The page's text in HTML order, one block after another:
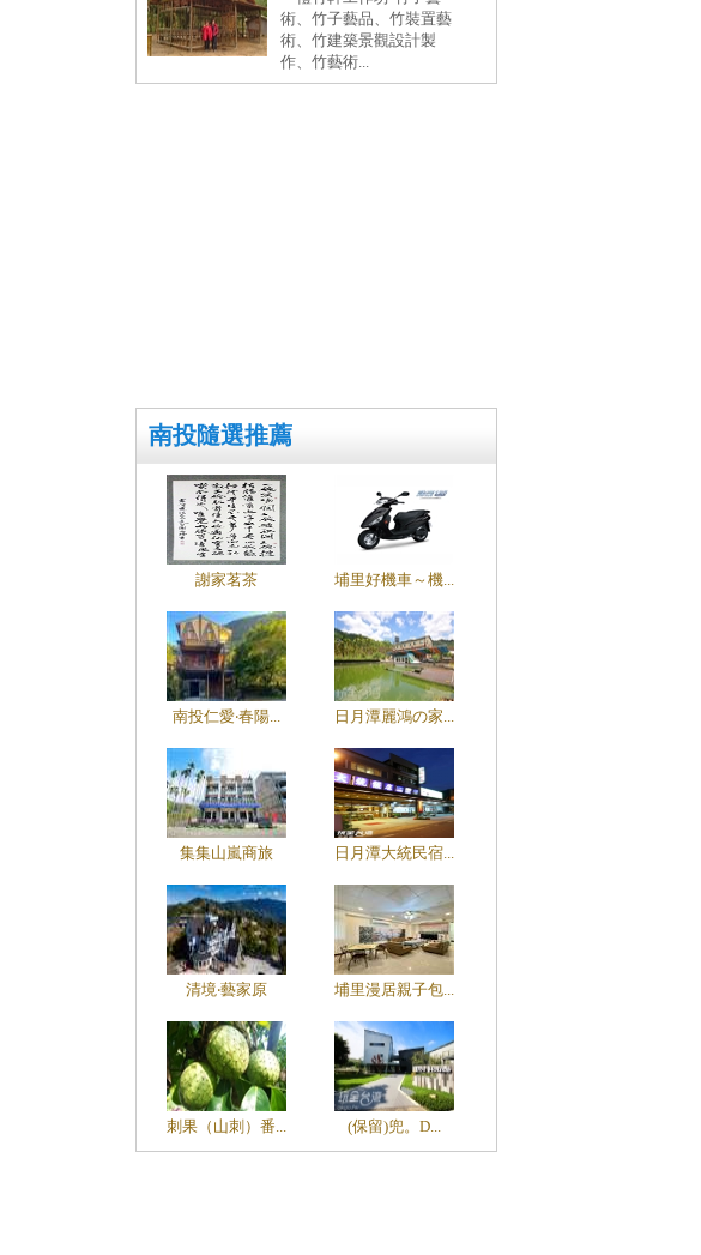
術、竹子藝品、竹裝置藝
術、竹建築景觀設計製
作、竹藝術...
南投隨選推薦
謝家茗茶 埔里好機車～機...
南投仁愛‧春陽... 日月潭麗鴻の家...
集集山嵐商旅 日月潭大統民宿...
清境‧藝家原 埔里漫居親子包...
刺果（山刺）番... (保留)兜。D...